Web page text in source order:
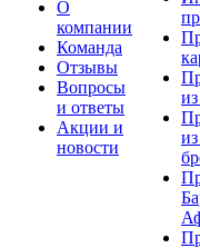
О
компании
Команда
Отзывы
Вопросы
и ответы
Акции и
новости